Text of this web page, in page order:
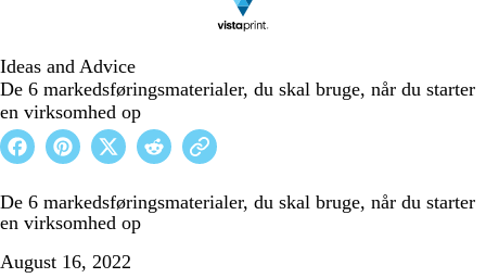
Ideas and Advice
De 6 markedsføringsmaterialer, du skal bruge, når du starter
en virksomhed op
De 6 markedsføringsmaterialer, du skal bruge, når du starter
en virksomhed op
August 16, 2022